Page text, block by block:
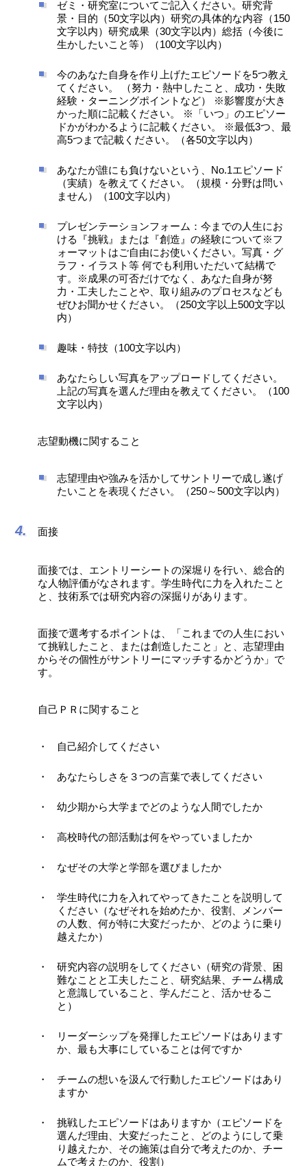
ゼミ・研究室についてご記入ください。研究背
景・目的（50文字以内）研究の具体的な内容（150
文字以内）研究成果（30文字以内）総括（今後に
生かしたいこと等）（100文字以内）
今のあなた自身を作り上げたエピソードを5つ教え
てください。 （努力・熱中したこと、成功・失敗
経験・ターニングポイントなど） ※影響度が大き
かった順に記載ください。 ※「いつ」のエピソー
ドかがわかるように記載ください。 ※最低3つ、最
高5つまで記載ください。（各50文字以内）
あなたが誰にも負けないという、No.1エピソード
（実績）を教えてください。（規模・分野は問い
ません）（100文字以内）
プレゼンテーションフォーム：今までの人生にお
ける『挑戦』または『創造』の経験について※フ
ォーマットはご自由にお使いください。写真・グ
ラフ・イラスト等 何でも利用いただいて結構で
す。※成果の可否だけでなく、あなた自身が努
力・工夫したことや、取り組みのプロセスなども
ぜひお聞かせください。（250文字以上500文字以
内）
趣味・特技（100文字以内）
あなたらしい写真をアップロードしてください。
上記の写真を選んだ理由を教えてください。（100
文字以内）
志望動機に関すること
志望理由や強みを活かしてサントリーで成し遂げ
たいことを表現ください。（250～500文字以内）
面接
面接では、エントリーシートの深堀りを行い、総合的
な人物評価がなされます。学生時代に力を入れたこと
と、技術系では研究内容の深掘りがあります。
面接で選考するポイントは、「これまでの人生におい
て挑戦したこと、または創造したこと」と、志望理由
からその個性がサントリーにマッチするかどうか」で
す。
自己ＰＲに関すること
自己紹介してください
あなたらしさを３つの言葉で表してください
幼少期から大学までどのような人間でしたか
高校時代の部活動は何をやっていましたか
なぜその大学と学部を選びましたか
学生時代に力を入れてやってきたことを説明して
ください（なぜそれを始めたか、役割、メンバー
の人数、何が特に大変だったか、どのように乗り
越えたか）
研究内容の説明をしてください（研究の背景、困
難なことと工夫したこと、研究結果、チーム構成
と意識していること、学んだこと、活かせるこ
と）
リーダーシップを発揮したエピソードはあります
か、最も大事にしていることは何ですか
チームの想いを汲んで行動したエピソードはあり
ますか
挑戦したエピソードはありますか（エピソードを
選んだ理由、大変だったこと、どのようにして乗
り越えたか、その施策は自分で考えたのか、チー
ムで考えたのか、役割）